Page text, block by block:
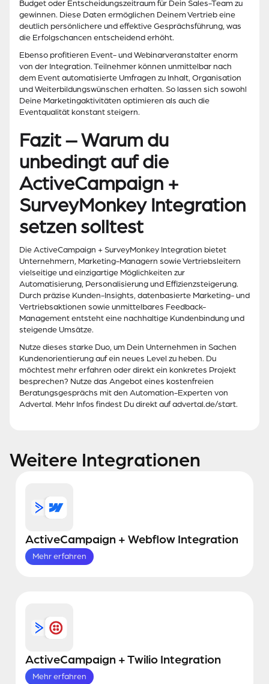
Budget oder Entscheidungszeitraum für Dein Sales-Team zu
gewinnen. Diese Daten ermöglichen Deinem Vertrieb eine
deutlich persönlichere und effektive Gesprächsführung, was
die Erfolgschancen entscheidend erhöht.
Ebenso profitieren Event- und Webinarveranstalter enorm
von der Integration. Teilnehmer können unmittelbar nach
dem Event automatisierte Umfragen zu Inhalt, Organisation
und Weiterbildungswünschen erhalten. So lassen sich sowohl
Deine Marketingaktivitäten optimieren als auch die
Eventqualität konstant steigern.
Fazit – Warum du
unbedingt auf die
ActiveCampaign +
SurveyMonkey Integration
setzen solltest
Die ActiveCampaign + SurveyMonkey Integration bietet
Unternehmern, Marketing-Managern sowie Vertriebsleitern
vielseitige und einzigartige Möglichkeiten zur
Automatisierung, Personalisierung und Effizienzsteigerung.
Durch präzise Kunden-Insights, datenbasierte Marketing- und
Vertriebsaktionen sowie unmittelbares Feedback-
Management entsteht eine nachhaltige Kundenbindung und
steigende Umsätze.
Nutze dieses starke Duo, um Dein Unternehmen in Sachen
Kundenorientierung auf ein neues Level zu heben. Du
möchtest mehr erfahren oder direkt ein konkretes Projekt
besprechen? Nutze das Angebot eines kostenfreien
Beratungsgesprächs mit den Automation-Experten von
Advertal. Mehr Infos findest Du direkt auf advertal.de/start.
Weitere Integrationen
ActiveCampaign + Webflow Integration
Mehr erfahren
ActiveCampaign + Twilio Integration
Mehr erfahren